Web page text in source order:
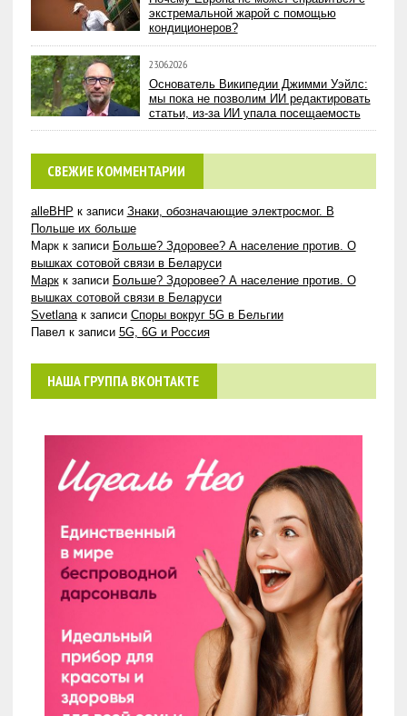
экстремальной жарой с помощью
кондиционеров?
23.06.2026
Основатель Википедии Джимми Уэйлс:
мы пока не позволим ИИ редактировать
статьи, из-за ИИ упала посещаемость
СВЕЖИЕ КОММЕНТАРИИ
alleBHP к записи Знаки, обозначающие электросмог. В
Польше их больше
Маркк записи Больше? Здоровее? А население против. О
вышках сотовой связи в Беларуси
Маркк записи Больше? Здоровее? А население против. О
вышках сотовой связи в Беларуси
Svetlanaк записи Споры вокруг 5G в Бельгии
Павел к записи 5G, 6G и Россия
НАША ГРУППА ВКОНТАКТЕ